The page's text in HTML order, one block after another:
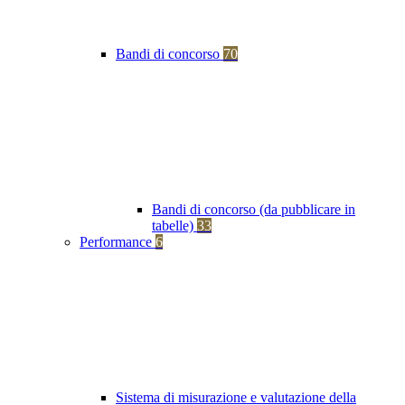
Bandi di concorso 70
Bandi di concorso (da pubblicare in
tabelle) 33
Performance 6
Sistema di misurazione e valutazione della